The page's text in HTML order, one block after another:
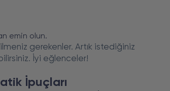
emin olun.
gerekenler. Artık istediğiniz
İyi eğlenceler!
İpuçları